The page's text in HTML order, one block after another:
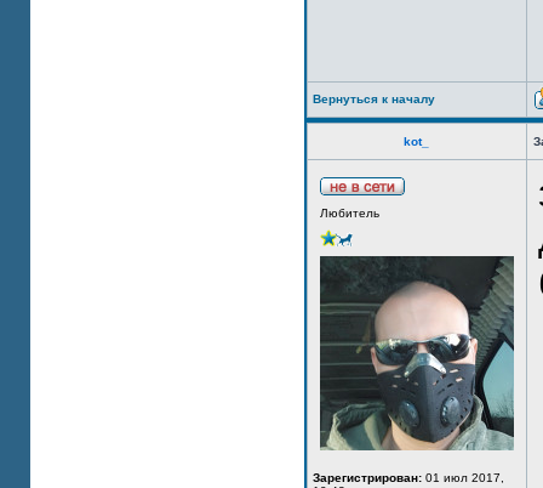
Вернуться к началу
kot_
Любитель
Зарегистрирован: 01 июл 2017,